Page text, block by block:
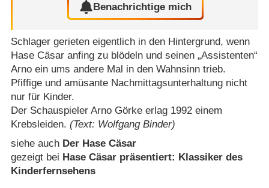
Benachrichtige mich
Schlager gerieten eigentlich in den Hintergrund, wenn
Hase Cäsar anfing zu blödeln und seinen „Assistenten“
Arno ein ums andere Mal in den Wahnsinn trieb.
Pfiffige und amüsante Nachmittagsunterhaltung nicht
nur für Kinder.
Der Schauspieler Arno Görke erlag 1992 einem
Krebsleiden. (Text: Wolfgang Binder)
siehe auch Der Hase Cäsar
gezeigt bei Hase Cäsar präsentiert: Klassiker des
Kinderfernsehens